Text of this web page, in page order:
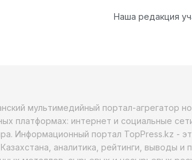
Наша редакция
мультимедийный портал-агрегатор
платформах: интернет и социальные
Информационный портал TopPress.kz -
аналитика, рейтинги, выводы